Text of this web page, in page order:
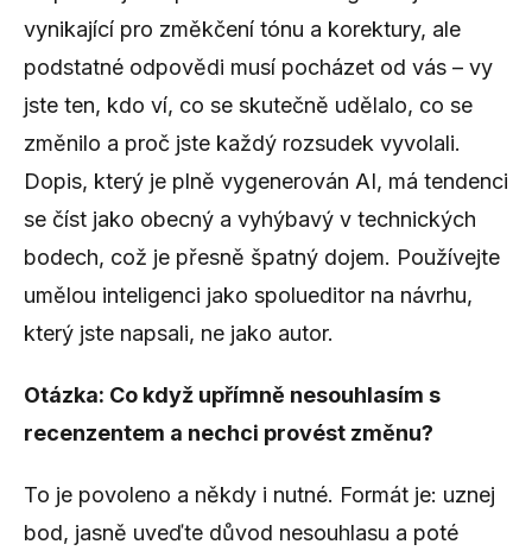
vynikající pro změkčení tónu a korektury, ale
podstatné odpovědi musí pocházet od vás – vy
jste ten, kdo ví, co se skutečně udělalo, co se
změnilo a proč jste každý rozsudek vyvolali.
Dopis, který je plně vygenerován AI, má tendenci
se číst jako obecný a vyhýbavý v technických
bodech, což je přesně špatný dojem. Používejte
umělou inteligenci jako spolueditor na návrhu,
který jste napsali, ne jako autor.
Otázka: Co když upřímně nesouhlasím s
recenzentem a nechci provést změnu?
To je povoleno a někdy i nutné. Formát je: uznej
bod, jasně uveďte důvod nesouhlasu a poté